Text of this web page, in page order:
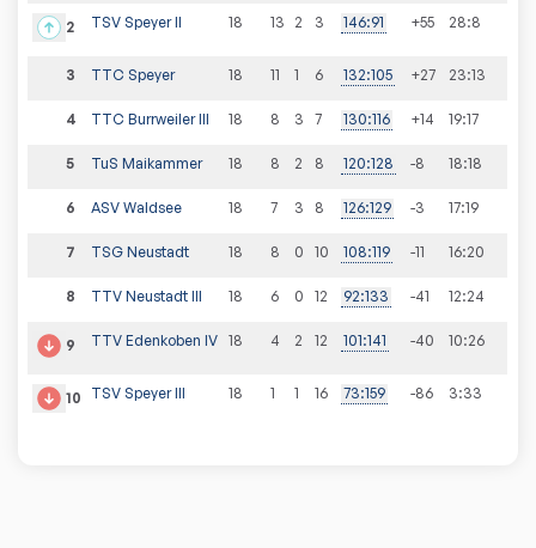
2 TSV Speyer II 18 13 2 3 146:91 +55 28:8
3 TTC Speyer 18 11 1 6 132:105 +27 23:13
4 TTC Burrweiler III 18 8 3 7 130:116 +14 19:17
5 TuS Maikammer 18 8 2 8 120:128 -8 18:18
6 ASV Waldsee 18 7 3 8 126:129 -3 17:19
7 TSG Neustadt 18 8 0 10 108:119 -11 16:20
8 TTV Neustadt III 18 6 0 12 92:133 -41 12:24
9 TTV Edenkoben IV 18 4 2 12 101:141 -40 10:26
10 TSV Speyer III 18 1 1 16 73:159 -86 3:33